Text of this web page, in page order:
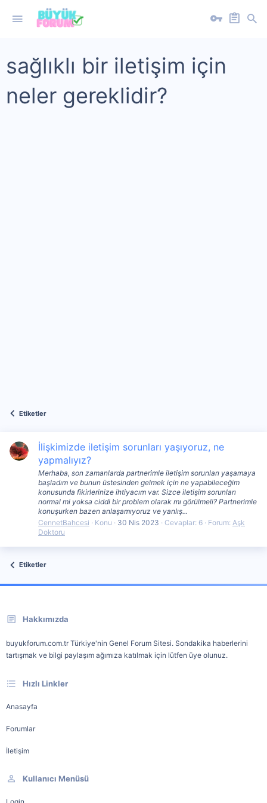
sağlıklı bir iletişim için
neler gereklidir?
Etiketler
İlişkimizde iletişim sorunları yaşıyoruz, ne
yapmalıyız?
Merhaba, son zamanlarda partnerimle iletişim sorunları yaşamaya
başladım ve bunun üstesinden gelmek için ne yapabileceğim
konusunda fikirlerinize ihtiyacım var. Sizce iletişim sorunları
normal mi yoksa ciddi bir problem olarak mı görülmeli? Partnerimle
konuşurken bazen anlaşamıyoruz ve yanlış...
CennetBahcesi
Konu 30 Nis 2023 Cevaplar: 6 Forum: Aşk
Doktoru
Etiketler
Hakkımızda
buyukforum.com.tr Türkiye'nin Genel Forum Sitesi. Sondakika haberlerini
tartışmak ve bilgi paylaşım ağımıza katılmak için lütfen üye olunuz.
Hızlı Linkler
Anasayfa
Forumlar
İletişim
Kullanıcı Menüsü